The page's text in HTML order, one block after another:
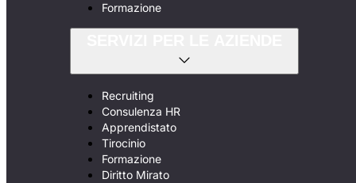
Formazione
Recruiting
Consulenza HR
Apprendistato
Tirocinio
Formazione
Diritto Mirato